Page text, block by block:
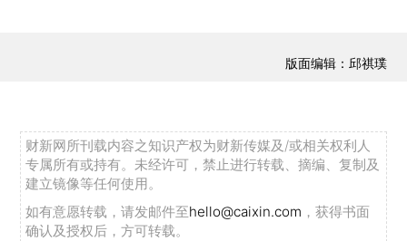
版面编辑：邱祺璞
财新网所刊载内容之知识产权为财新传媒及/或相关权利人
专属所有或持有。未经许可，禁止进行转载、摘编、复制及
建立镜像等任何使用。
如有意愿转载，请发邮件至hello@caixin.com ，获得书面
确认及授权后，方可转载。